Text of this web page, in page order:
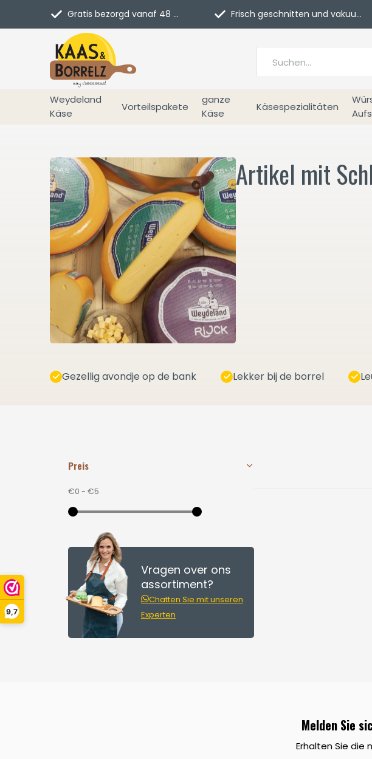
9,7
Weydeland
Käse
Vorteilspakete
ganze
Käse
Käsespezialitäten
Gratis bezorgd vanaf 48 euro in NL Frisch geschnitten und vakuumverpackt.
Artikel mit
Gezellig avondje op de bank Lekker bij de borrel
Preis
€0 - €5
Vragen over ons
assortiment?
Chatten Sie mit unseren
Experten
Melden Sie
Erhalten Sie die